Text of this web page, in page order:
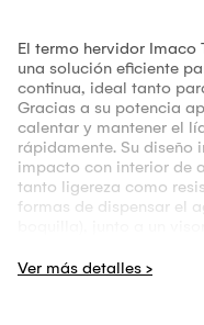
El termo hervidor
una solución eficiente
continua, ideal tanto
Gracias a su potencia
calentar y mantener el
rápidamente. Su diseño
impacto con interior de
tanto ligereza como
formas de dispensar el
especialmente en